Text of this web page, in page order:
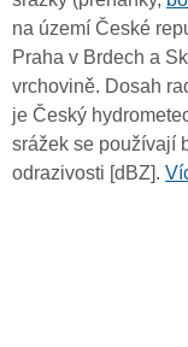
na území České
Praha v Brdech a
vrchovině. Dosah
je Český
srážek se používají
odrazivosti [dBZ].